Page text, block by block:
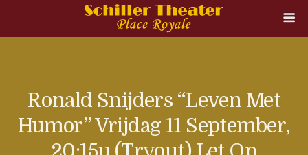
Ronald Snijders “Leven Met
Humor” Vrijdag 11 September,